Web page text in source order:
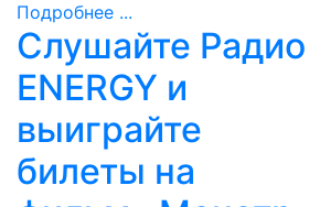
Подробнее ...
Слушайте Радио
ENERGY и
выиграйте
билеты на